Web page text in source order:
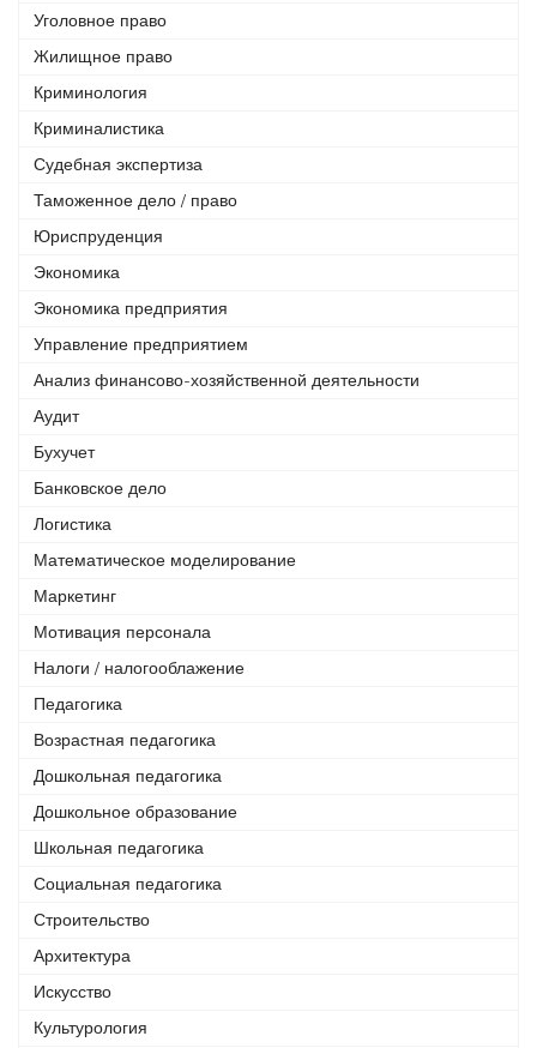
Уголовное право
Жилищное право
Криминология
Криминалистика
Судебная экспертиза
Таможенное дело / право
Юриспруденция
Экономика
Экономика предприятия
Управление предприятием
Анализ финансово-хозяйственной деятельности
Аудит
Бухучет
Банковское дело
Логистика
Математическое моделирование
Маркетинг
Мотивация персонала
Налоги / налогооблажение
Педагогика
Возрастная педагогика
Дошкольная педагогика
Дошкольное образование
Школьная педагогика
Социальная педагогика
Строительство
Архитектура
Искусство
Культурология